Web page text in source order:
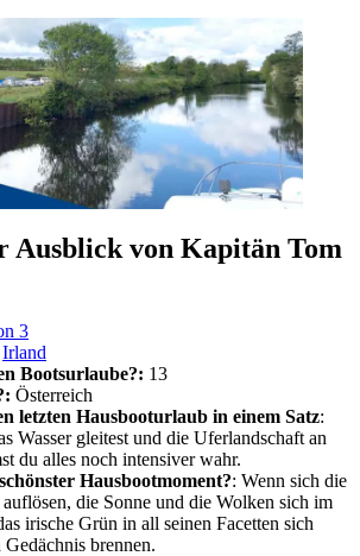
Ausblick von Kapitän Tom
3
Irland
Bootsurlaube?: 13
Österreich
letzten Hausbooturlaub in einem Satz:
Wasser gleitest und die Uferlandschaft an
du alles noch intensiver wahr.
Hausbootmoment?: Wenn sich die
die Sonne und die Wolken sich im
irische Grün in all seinen Facetten sich
brennen.